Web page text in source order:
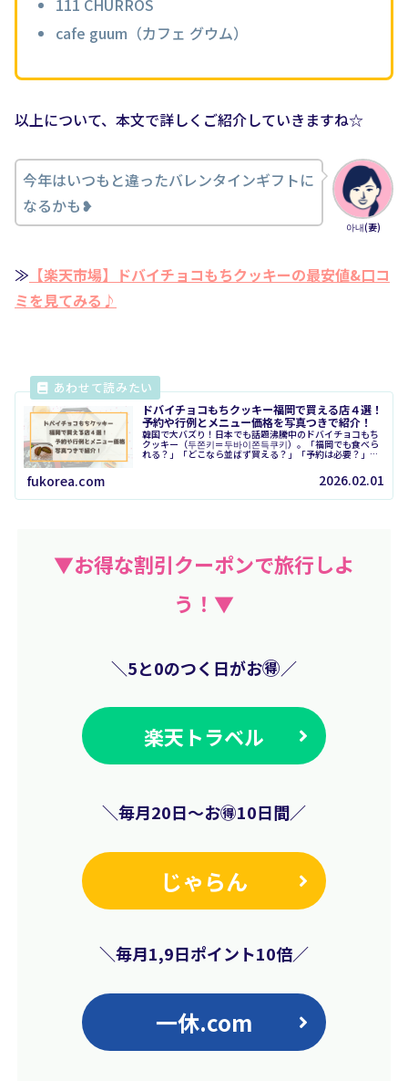
111 CHURROS
cafe guum（カフェ グウム）
以上について、本文で詳しくご紹介していきますね☆
아내(妻)
今年はいつもと違ったバレンタインギフトに
なるかも❥
≫ 【楽天市場】ドバイチョコもちクッキーの最安値&口コ
ミを見てみる♪
ドバイチョコもちクッキー福岡で買える店４選！
予約や行例とメニュー価格を写真つきで紹介！
韓国で大バズり！日本でも話題沸騰中のドバイチョコもち
クッキー（두쫀키＝두바이쫀득쿠키）。「福岡でも食べら
れる？」「どこなら並ばず買える？」「予約は必要？」そ
fukorea.com 2026.02.01
▼お得な割引クーポンで旅行しよ
う！▼
＼5と0のつく日がお🉐／
楽天トラベル
＼毎月20日〜お🉐10日間／
じゃらん
＼毎月1,9日ポイント10倍／
一休.com